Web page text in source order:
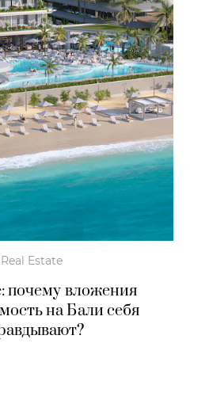
Real Estate
почему вложения
на Бали себя